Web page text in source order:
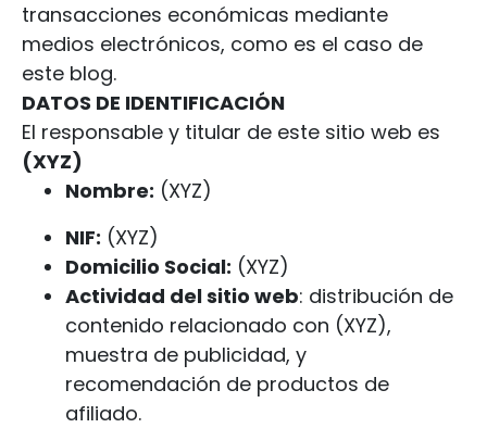
transacciones económicas mediante
medios electrónicos, como es el caso de
este blog.
DATOS DE IDENTIFICACIÓN
El responsable y titular de este sitio web es
(XYZ)
Nombre: (XYZ)
NIF: (XYZ)
Domicilio Social: (XYZ)
Actividad del sitio web: distribución de
contenido relacionado con (XYZ),
muestra de publicidad, y
recomendación de productos de
afiliado.